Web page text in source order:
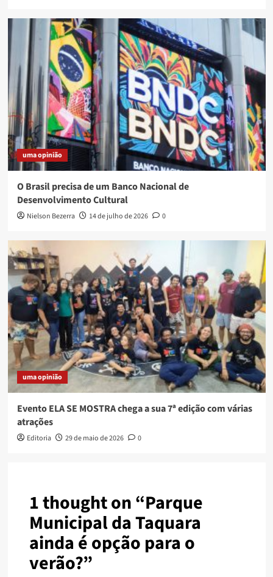
uma opinião
O Brasil precisa de um Banco Nacional de
Desenvolvimento Cultural
Nielson Bezerra 14 de julho de 2026 0
uma opinião
Evento ELA SE MOSTRA chega a sua 7ª edição com várias
atrações
Editoria 29 de maio de 2026 0
1 thought on “Parque
Municipal da Taquara
ainda é opção para o
verão?”